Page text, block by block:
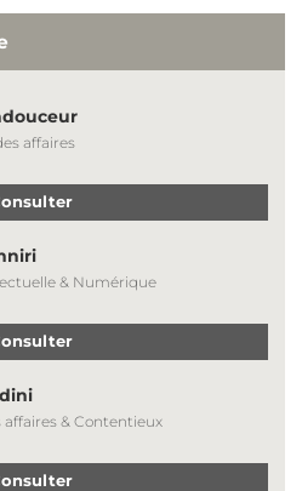
affaires
& Numérique
affaires & Contentieux